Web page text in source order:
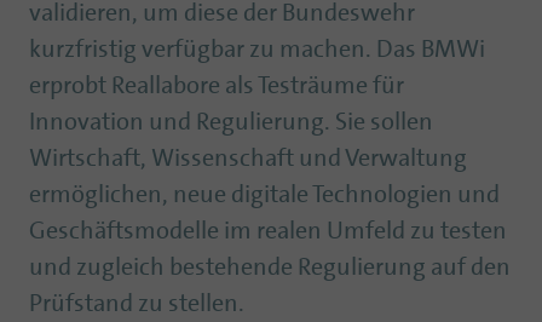
validieren, um diese der Bundeswehr
kurzfristig verfügbar zu machen. Das BMWi
erprobt Reallabore als Testräume für
Innovation und Regulierung. Sie sollen
Wirtschaft, Wissenschaft und Verwaltung
ermöglichen, neue digitale Technologien und
Geschäftsmodelle im realen Umfeld zu testen
und zugleich bestehende Regulierung auf den
Prüfstand zu stellen.